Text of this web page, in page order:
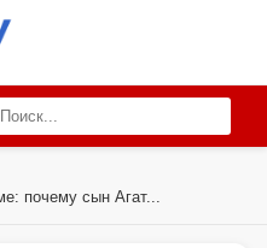
почему сын Агат...